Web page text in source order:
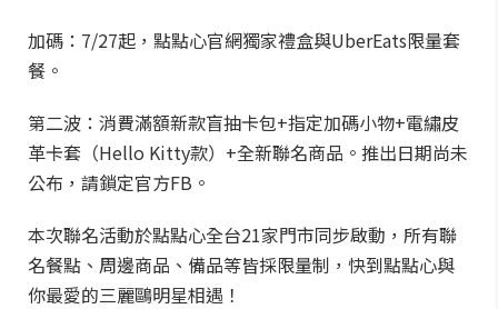
加碼：7/27起，點點心官網獨家禮盒與UberEats限量套
餐。
第二波：消費滿額新款盲抽卡包+指定加碼小物+電繡皮
革卡套（Hello Kitty款）+全新聯名商品。推出日期尚未
公布，請鎖定官方FB。
本次聯名活動於點點心全台21家門市同步啟動，所有聯
名餐點、周邊商品、備品等皆採限量制，快到點點心與
你最愛的三麗鷗明星相遇！